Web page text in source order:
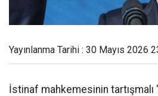
Yayınlanma Tarihi : 30 Mayıs 2026
İstinaf mahkemesinin tartışmalı